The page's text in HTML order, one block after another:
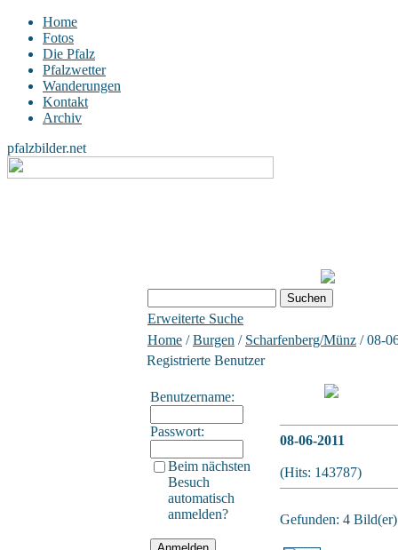
Home
Fotos
Die Pfalz
Pfalzwetter
Wanderungen
Kontakt
Archiv
pfalzbilder.net
Erweiterte Suche
Home /Burgen / Scharfenberg/Münz / 08-
Registrierte Benutzer
Benutzername:
Passwort:
Beim nächsten
Besuch
automatisch
anmelden?
08-06-2011
(Hits: 143787)
Gefunden: 4